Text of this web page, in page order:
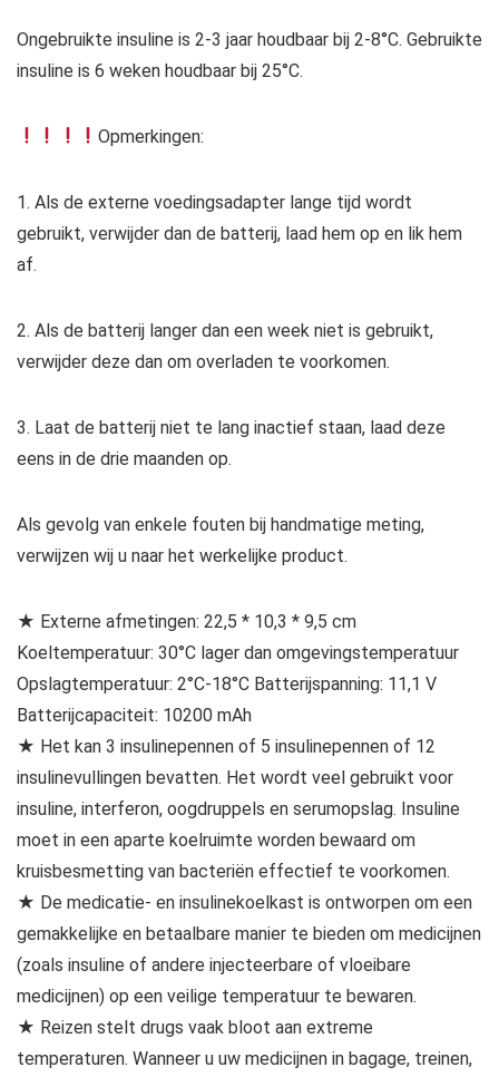
Ongebruikte insuline is 2-3 jaar houdbaar bij 2-8°C. Gebruikte
insuline is 6 weken houdbaar bij 25°C.
Opmerkingen:
1. Als de externe voedingsadapter lange tijd wordt
gebruikt, verwijder dan de batterij, laad hem op en lik hem
af.
2. Als de batterij langer dan een week niet is gebruikt,
verwijder deze dan om overladen te voorkomen.
3. Laat de batterij niet te lang inactief staan, laad deze
eens in de drie maanden op.
Als gevolg van enkele fouten bij handmatige meting,
verwijzen wij u naar het werkelijke product.
★ Externe afmetingen: 22,5 * 10,3 * 9,5 cm
Koeltemperatuur: 30°C lager dan omgevingstemperatuur
Opslagtemperatuur: 2°C-18°C Batterijspanning: 11,1 V
Batterijcapaciteit: 10200 mAh
★ Het kan 3 insulinepennen of 5 insulinepennen of 12
insulinevullingen bevatten. Het wordt veel gebruikt voor
insuline, interferon, oogdruppels en serumopslag. Insuline
moet in een aparte koelruimte worden bewaard om
kruisbesmetting van bacteriën effectief te voorkomen.
★ De medicatie- en insulinekoelkast is ontworpen om een ​​
gemakkelijke en betaalbare manier te bieden om medicijnen
(zoals insuline of andere injecteerbare of vloeibare
medicijnen) op een veilige temperatuur te bewaren.
★ Reizen stelt drugs vaak bloot aan extreme
temperaturen. Wanneer u uw medicijnen in bagage, treinen,